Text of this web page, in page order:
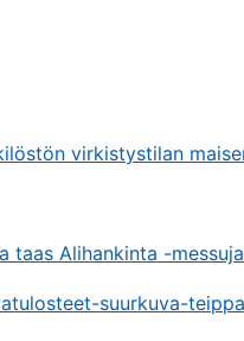
virkistystilan
taas Alihankinta -